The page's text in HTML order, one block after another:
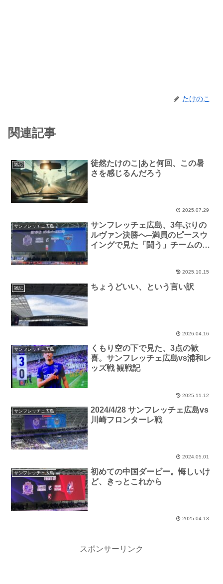
たけのこ
関連記事
雑記
徒然たけのこ|あと何回、この暑
さを感じるんだろう
2025.07.29
サンフレッチェ広島
サンフレッチェ広島、3年ぶりの
ルヴァン決勝へ─満員のピースウ
イングで見た「闘う」チームの
2025.10.15
雑記 ちょうどいい、という言い訳
2026.04.16
サンフレッチェ広島
くもり空の下で見た、3点の歓
喜。サンフレッチェ広島vs浦和レ
ッズ戦 観戦記
2025.11.12
サンフレッチェ広島
2024/4/28 サンフレッチェ広島vs
川崎フロンターレ戦
2024.05.01
サンフレッチェ広島
初めての中国ダービー。悔しいけ
ど、きっとこれから
2025.04.13
スポンサーリンク